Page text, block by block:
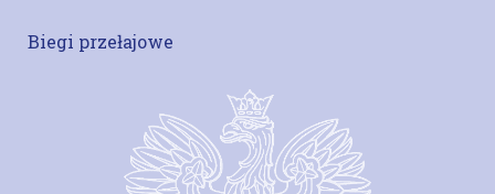
Biegi przełajowe